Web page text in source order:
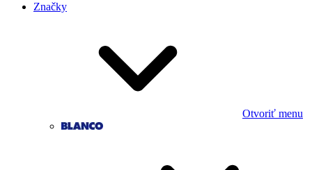
Značky
Otvoriť menu